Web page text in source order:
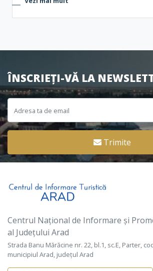
ÎNSCRIEȚI-VĂ LA
Trimite
Centrul Național de Informare și
al Județului Arad
Strada Banu Mărăcine nr. 22, bl.1, sc.E, Parter,
municipiul Arad, județul Arad